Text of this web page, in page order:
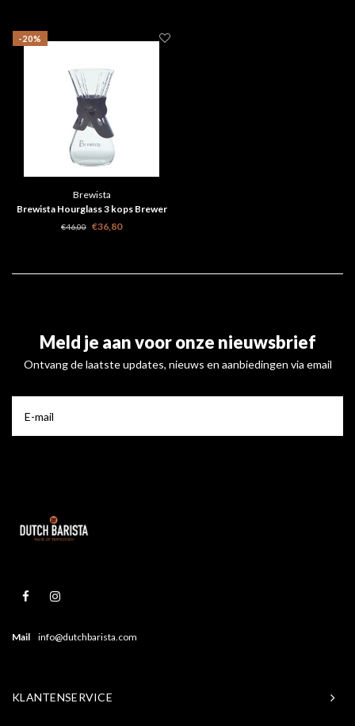
-20%
Brewista
Brewista Hourglass 3 kops Brewer
500ml
€46,00 €36,80
Meld je aan voor onze nieuwsbrief
Ontvang de laatste updates, nieuws en aanbiedingen via email
Mail info@dutchbarista.com
KLANTENSERVICE